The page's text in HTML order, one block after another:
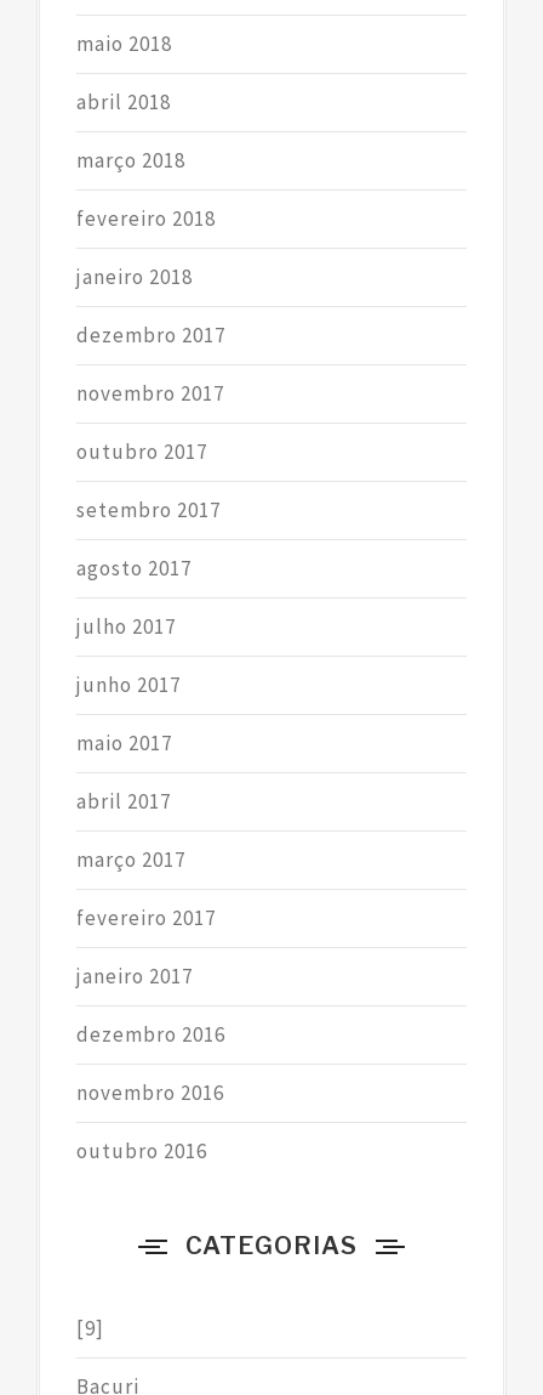
maio 2018
abril 2018
março 2018
fevereiro 2018
janeiro 2018
dezembro 2017
novembro 2017
outubro 2017
setembro 2017
agosto 2017
julho 2017
junho 2017
maio 2017
abril 2017
março 2017
fevereiro 2017
janeiro 2017
dezembro 2016
novembro 2016
outubro 2016
CATEGORIAS
[9]
Bacuri